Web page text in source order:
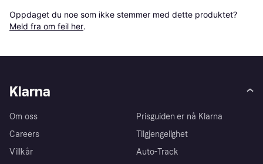
Oppdaget du noe som ikke stemmer med dette produktet?
Meld fra om feil her.
Klarna
Om oss
Careers
Villkår
Prisguiden er nå Klarna
Tilgjengelighet
Auto-Track